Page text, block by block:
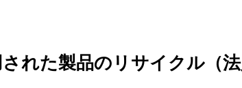
れた製品のリサイクル（法